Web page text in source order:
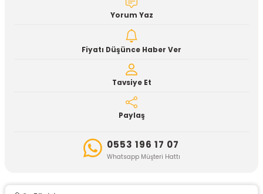
Yorum Yaz
Fiyatı Düşünce Haber Ver
Tavsiye Et
Paylaş
0553 196 17 07
Whatsapp Müşteri Hattı